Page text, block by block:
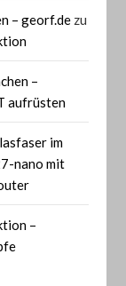
– georf.de zu
–
aufrüsten
im
nano mit
–